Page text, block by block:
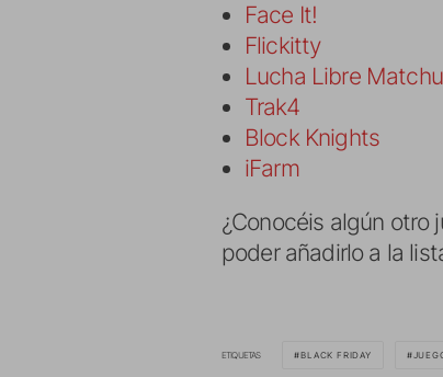
Face It!
Flickitty
Lucha Libre
Trak4
Block Knights
iFarm
¿Conocéis algún otro
poder añadirlo a la
ETIQUETAS BLACK FRIDAY